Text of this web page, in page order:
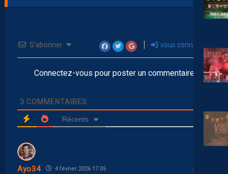
S’abonner vous connecter
Connectez-vous pour poster un commentaire
3 COMMENTAIRES
Récents
Ayo34 4 février 2026 17:05